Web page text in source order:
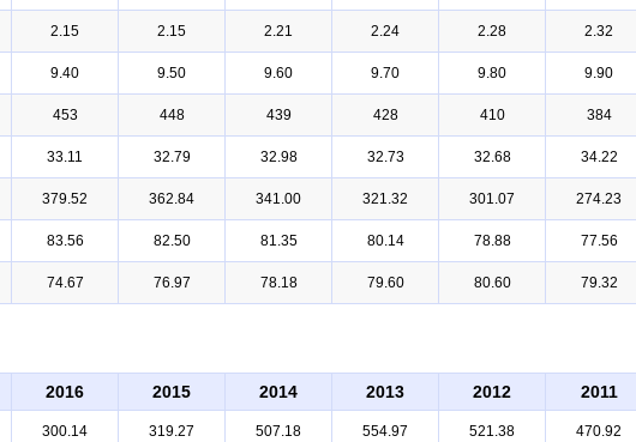
2.15 2.15 2.21 2.24 2.28 2.32
9.40 9.50 9.60 9.70 9.80 9.90
453 448 439 428 410 384
33.11 32.79 32.98 32.73 32.68 34.22
379.52 362.84 341.00 321.32 301.07 274.23
83.56 82.50 81.35 80.14 78.88 77.56
74.67 76.97 78.18 79.60 80.60 79.32
2016 2015 2014 2013 2012 2011
300.14 319.27 507.18 554.97 521.38 470.92